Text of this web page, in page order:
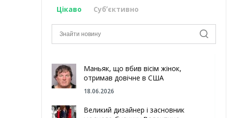
Цікаво Субʼєктивно
Маньяк, що вбив вісім жінок,
отримав довічне в США
18.06.2026
Великий дизайнер і засновник